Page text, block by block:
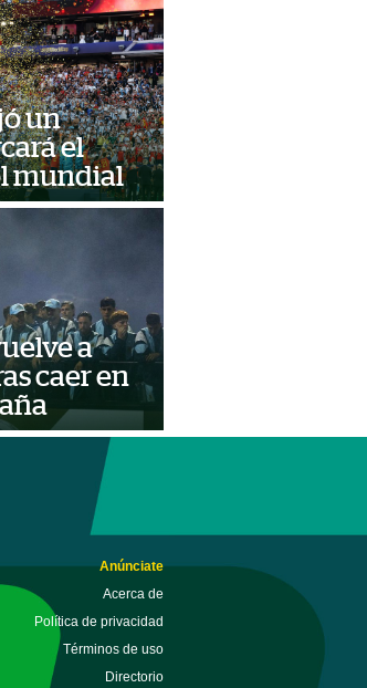
un
el
mundial
a
caer en
Anúnciate
Acerca de
Política de privacidad
Términos de uso
Directorio